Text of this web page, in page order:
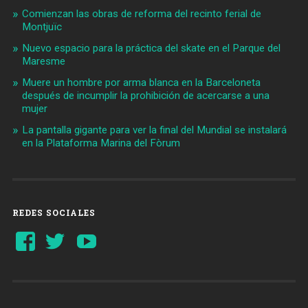
Comienzan las obras de reforma del recinto ferial de
Montjuïc
Nuevo espacio para la práctica del skate en el Parque del
Maresme
Muere un hombre por arma blanca en la Barceloneta
después de incumplir la prohibición de acercarse a una
mujer
La pantalla gigante para ver la final del Mundial se instalará
en la Plataforma Marina del Fòrum
REDES SOCIALES
Ver
perfil
Ver
perfil